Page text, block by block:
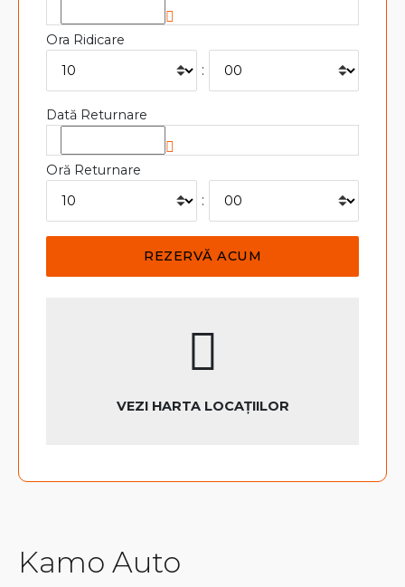
Ora Ridicare
:
Dată Returnare
Oră Returnare
:
VEZI HARTA LOCAȚIILOR
Kamo Auto